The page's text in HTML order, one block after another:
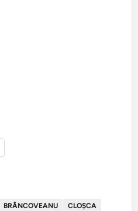
BRÂNCOVEANU
CLOŞCA